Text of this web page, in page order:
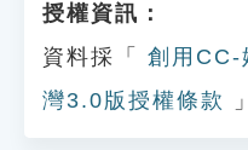
授權資訊：
資料採「
創用CC-
灣3.0版授權條款